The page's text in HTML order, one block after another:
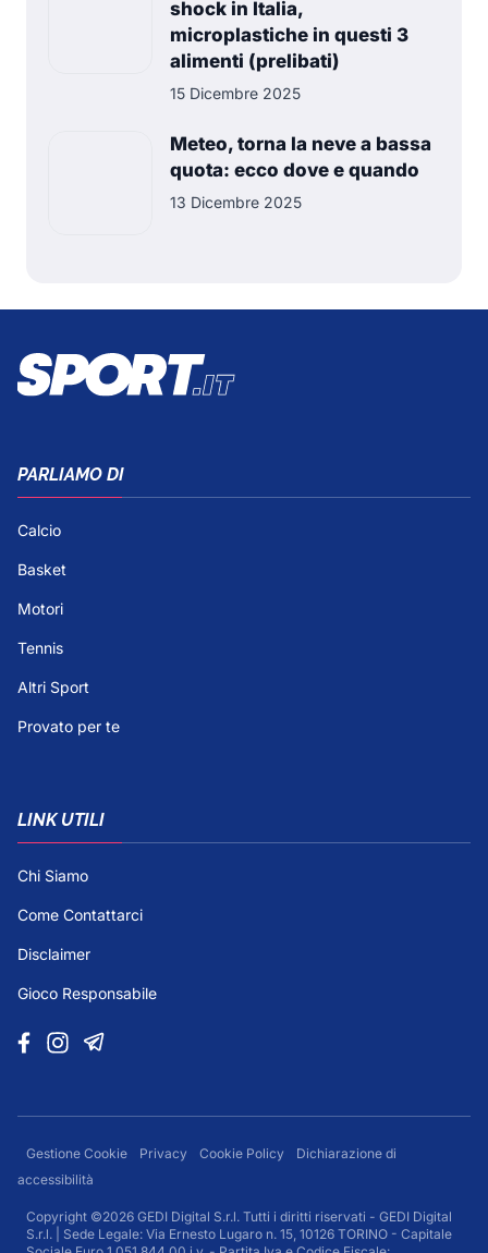
shock in Italia,
microplastiche in questi 3
alimenti (prelibati)
15 Dicembre 2025
Meteo, torna la neve a bassa
quota: ecco dove e quando
13 Dicembre 2025
PARLIAMO DI
Calcio
Basket
Motori
Tennis
Altri Sport
Provato per te
LINK UTILI
Chi Siamo
Come Contattarci
Disclaimer
Gioco Responsabile
Gestione Cookie Privacy Cookie Policy
Dichiarazione di
accessibilità
Copyright ©2026 GEDI Digital S.r.l. Tutti i diritti riservati - GEDI Digital
S.r.l. | Sede Legale: Via Ernesto Lugaro n. 15, 10126 TORINO - Capitale